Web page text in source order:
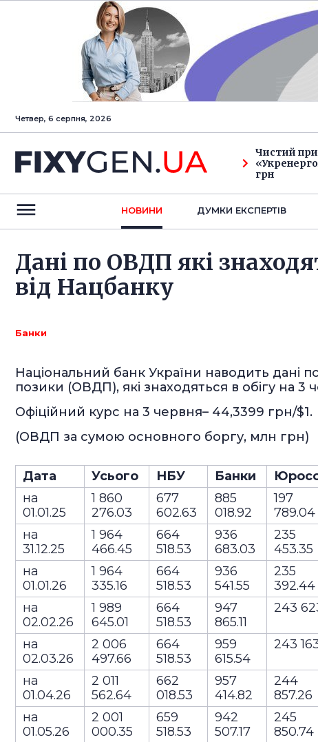
Четвер, 6 серпня, 2026
Чистий
грн
НОВИНИ ДУМКИ ЕКСПЕРТIВ
Дані по ОВДП які
від Нацбанку
Банки
Національний банк України наводить дані
позики (ОВДП), які знаходяться в обігу на 3
Офіційний курс на 3 червня– 44,3399 грн/$1.
(ОВДП за сумою основного боргу, млн грн)
Дата Усього НБУ Банки
на
01.01.25
1 860
276.03
677
602.63
885
018.92
197
789.04
на
31.12.25
1 964
466.45
664
518.53
936
683.03
235
453.35
на
01.01.26
1 964
335.16
664
518.53
936
541.55
235
392.44
на
02.02.26
1 989
645.01
664
518.53
947
865.11
243
на
02.03.26
2 006
497.66
664
518.53
959
615.54
243
на
01.04.26
2 011
562.64
662
018.53
957
414.82
244
857.26
на
01.05.26
2 001
000.35
659
518.53
942
507.17
245
850.74